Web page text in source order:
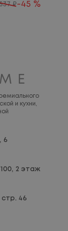
₽-45 %
и кухни,
6
2 этаж
46